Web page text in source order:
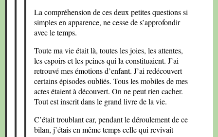
La compréhension de ces deux petites questions si
simples en apparence, ne cesse de s’approfondir
avec le temps.
Toute ma vie était là, toutes les joies, les attentes,
les espoirs et les peines qui la constituaient. J’ai
retrouvé mes émotions d’enfant. J’ai redécouvert
certains épisodes oubliés. Tous les mobiles de mes
actes étaient à découvert. On ne peut rien cacher.
Tout est inscrit dans le grand livre de la vie.
C’était troublant car, pendant le déroulement de ce
bilan, j’étais en même temps celle qui revivait